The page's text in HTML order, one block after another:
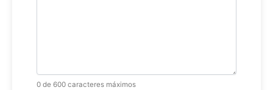
0 de 600 caracteres máximos